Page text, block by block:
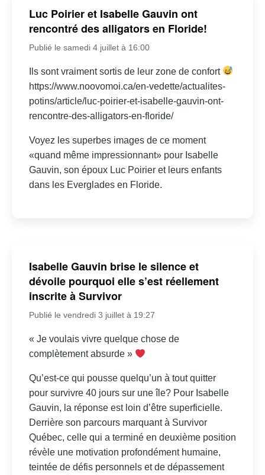
Luc Poirier et Isabelle Gauvin ont
rencontré des alligators en Floride!
Publié le samedi 4 juillet à 16:00
Ils sont vraiment sortis de leur zone de confort
https://www.noovomoi.ca/en-vedette/actualites-
potins/article/luc-poirier-et-isabelle-gauvin-ont-
rencontre-des-alligators-en-floride/
Voyez les superbes images de ce moment
«quand même impressionnant» pour Isabelle
Gauvin, son époux Luc Poirier et leurs enfants
dans les Everglades en Floride.
Isabelle Gauvin brise le silence et
dévoile pourquoi elle s’est réellement
inscrite à Survivor
Publié le vendredi 3 juillet à 19:27
« Je voulais vivre quelque chose de
complètement absurde »
Qu’est-ce qui pousse quelqu’un à tout quitter
pour survivre 40 jours sur une île? Pour Isabelle
Gauvin, la réponse est loin d’être superficielle.
Derrière son parcours marquant à Survivor
Québec, celle qui a terminé en deuxième position
révèle une motivation profondément humaine,
teintée de défis personnels et de dépassement